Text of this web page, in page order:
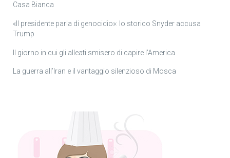
Casa Bianca
«Il presidente parla di genocidio»: lo storico Snyder accusa
Trump
Il giorno in cui gli alleati smisero di capire l’America
La guerra all’Iran e il vantaggio silenzioso di Mosca